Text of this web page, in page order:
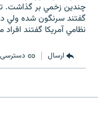
چندين زخمي بر گذاشت.
گفتند سرنگون شده ولي
نظامي آمريكا گفتند
ارسال دسترسی